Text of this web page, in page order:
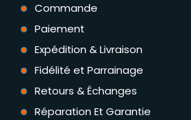
Commande
Paiement
Expédition & Livraison
Fidélité et Parrainage
Retours & Échanges
Réparation Et Garantie